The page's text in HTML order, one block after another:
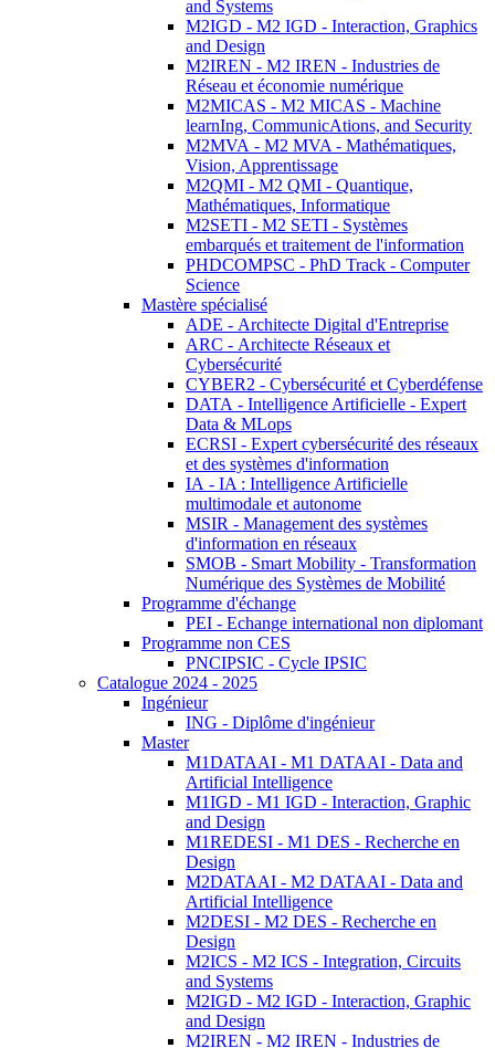
and Systems
M2IGD - M2 IGD - Interaction, Graphics
and Design
M2IREN - M2 IREN - Industries de
Réseau et économie numérique
M2MICAS - M2 MICAS - Machine
learnIng, CommunicAtions, and Security
M2MVA - M2 MVA - Mathématiques,
Vision, Apprentissage
M2QMI - M2 QMI - Quantique,
Mathématiques, Informatique
M2SETI - M2 SETI - Systèmes
embarqués et traitement de l'information
PHDCOMPSC - PhD Track - Computer
Science
Mastère spécialisé
ADE - Architecte Digital d'Entreprise
ARC - Architecte Réseaux et
Cybersécurité
CYBER2 - Cybersécurité et Cyberdéfense
DATA - Intelligence Artificielle - Expert
Data & MLops
ECRSI - Expert cybersécurité des réseaux
et des systèmes d'information
IA - IA : Intelligence Artificielle
multimodale et autonome
MSIR - Management des systèmes
d'information en réseaux
SMOB - Smart Mobility - Transformation
Numérique des Systèmes de Mobilité
Programme d'échange
PEI - Echange international non diplomant
Programme non CES
PNCIPSIC - Cycle IPSIC
Catalogue 2024 - 2025
Ingénieur
ING - Diplôme d'ingénieur
Master
M1DATAAI - M1 DATAAI - Data and
Artificial Intelligence
M1IGD - M1 IGD - Interaction, Graphic
and Design
M1REDESI - M1 DES - Recherche en
Design
M2DATAAI - M2 DATAAI - Data and
Artificial Intelligence
M2DESI - M2 DES - Recherche en
Design
M2ICS - M2 ICS - Integration, Circuits
and Systems
M2IGD - M2 IGD - Interaction, Graphic
and Design
M2IREN - M2 IREN - Industries de